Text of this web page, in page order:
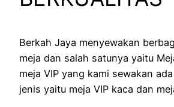
Berkah Jaya menyewakan
meja dan salah satunya yaitu
meja VIP yang kami sewakan
jenis yaitu meja VIP kaca dan